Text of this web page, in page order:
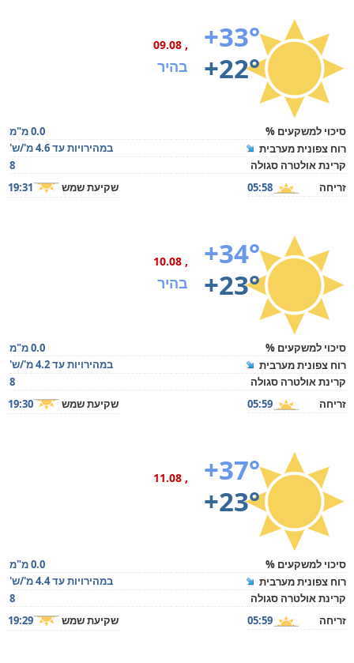
+33°
+22°
, 09.08
בהיר
סיכוי למשקעים %
0.0 מ"מ
רוח צפונית מערבית
במהירויות עד 4.6 מ'/ש'
קרינת אולטרה סגולה
8
זריחה
05:58 שקיעת שמש 19:31
+34°
+23°
, 10.08
בהיר
סיכוי למשקעים %
0.0 מ"מ
רוח צפונית מערבית
במהירויות עד 4.2 מ'/ש'
קרינת אולטרה סגולה
8
זריחה
05:59 שקיעת שמש 19:30
+37°
+23°
, 11.08
סיכוי למשקעים %
0.0 מ"מ
רוח צפונית מערבית
במהירויות עד 4.4 מ'/ש'
קרינת אולטרה סגולה
8
זריחה
05:59 שקיעת שמש 19:29